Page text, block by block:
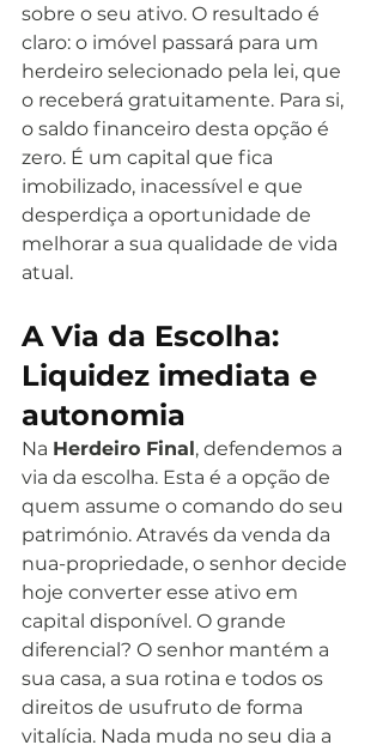
sobre o seu ativo. O resultado é
claro: o imóvel passará para um
herdeiro selecionado pela lei, que
o receberá gratuitamente. Para si,
o saldo financeiro desta opção é
zero. É um capital que fica
imobilizado, inacessível e que
desperdiça a oportunidade de
melhorar a sua qualidade de vida
atual.
A Via da Escolha:
Liquidez imediata e
autonomia
Na Herdeiro Final, defendemos a
via da escolha. Esta é a opção de
quem assume o comando do seu
património. Através da venda da
nua-propriedade, o senhor decide
hoje converter esse ativo em
capital disponível. O grande
diferencial? O senhor mantém a
sua casa, a sua rotina e todos os
direitos de usufruto de forma
vitalícia. Nada muda no seu dia a